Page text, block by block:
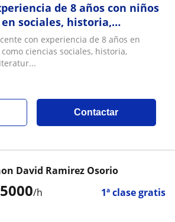
de 8 años con niños
sociales, historia,
español, ortografía
con experiencia de 8 años en
ciencias sociales, historia,
Contactar
5000/h 1ª clase gratis
David Ramirez Osorio